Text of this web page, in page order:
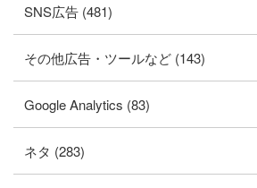
SNS広告 (481)
その他広告・ツールなど (143)
Google Analytics (83)
ネタ (283)